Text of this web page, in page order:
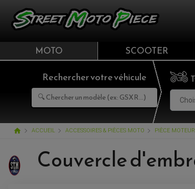
MOTO SCOOTER
Rechercher votre véhicule
home ACCUEIL ACCESSOIRES & PIÈCES MOTO PIÈCE
Couvercle